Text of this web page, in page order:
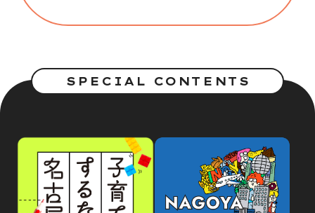
SPECIAL CONTENTS